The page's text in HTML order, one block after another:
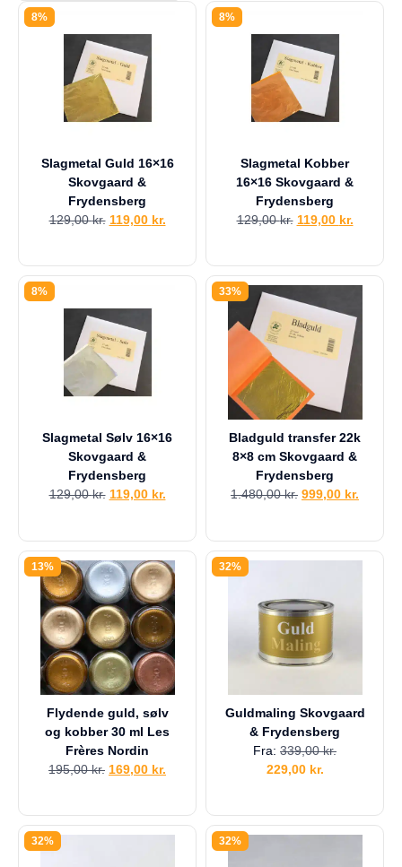
a
g
8%
Slagmetal Guld 16×16
Skovgaard &
Frydensberg
129,00kr. 119,00 kr.
8%
Slagmetal Kobber
16×16 Skovgaard &
Frydensberg
129,00kr. 119,00 kr.
8%
Slagmetal Sølv 16×16
Skovgaard &
Frydensberg
129,00kr. 119,00 kr.
33%
Bladguld transfer 22k
8×8 cm Skovgaard &
Frydensberg
1.480,00kr. 999,00 kr.
13%
Flydende guld, sølv
og kobber 30 ml Les
Frères Nordin
195,00kr. 169,00 kr.
32%
Guldmaling Skovgaard
& Frydensberg
Fra: 339,00kr.
229,00 kr.
32% 32%